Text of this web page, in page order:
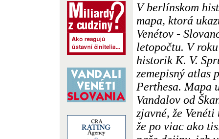
V berlínskom
mapa, ktorá
Venétov -
letopočtu. V
historik K. V.
zemepisný atlas
Perthesa. Mapa
Vandalov od
zjavné, že
že po viac ako